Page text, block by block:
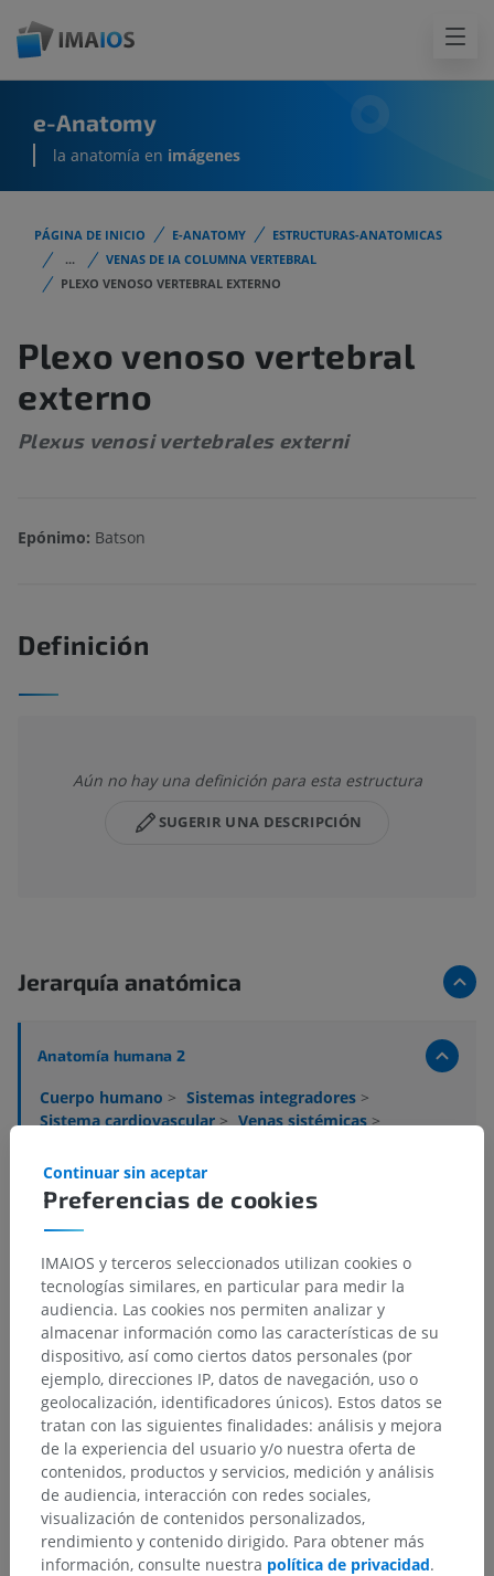
e-Anatomy
la anatomía en imágenes
PÁGINA DE INICIO E-ANATOMY
ESTRUCTURAS-ANATOMICAS
...
VENAS DE IA COLUMNA VERTEBRAL
PLEXO VENOSO VERTEBRAL EXTERNO
Plexo venoso vertebral
externo
Plexus venosi vertebrales externi
Epónimo: Batson
Definición
Aún no hay una definición para esta estructura
SUGERIR UNA DESCRIPCIÓN
Jerarquía anatómica
Anatomía humana 2
Cuerpo humano > Sistemas integradores >
Sistema cardiovascular> Venas sistémicas>
Plexo venoso vertebral externo
Estructuras subyacentes:
Plexo venoso vertebral externo anterior
Plexo venoso vertebral externo posterior
Neuroanatomía humana
Traducciones
¿Ha detectado un error?
Preferencias de cookies
Continuar sin aceptar
IMAIOS y terceros seleccionados utilizan cookies o
tecnologías similares, en particular para medir la
audiencia. Las cookies nos permiten analizar y
almacenar información como las características de su
dispositivo, así como ciertos datos personales (por
ejemplo, direcciones IP, datos de navegación, uso o
geolocalización, identificadores únicos). Estos datos se
tratan con las siguientes finalidades: análisis y mejora
de la experiencia del usuario y/o nuestra oferta de
contenidos, productos y servicios, medición y análisis
de audiencia, interacción con redes sociales,
visualización de contenidos personalizados,
rendimiento y contenido dirigido. Para obtener más
información, consulte nuestra política de privacidad.